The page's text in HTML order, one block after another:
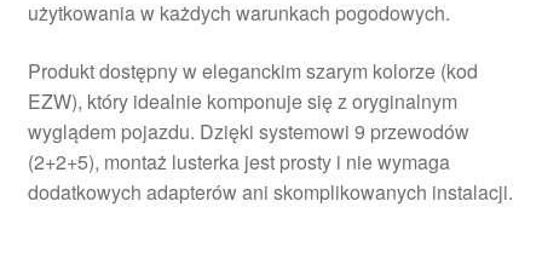
użytkowania w każdych warunkach pogodowych.
Produkt dostępny w eleganckim szarym kolorze (kod
EZW), który idealnie komponuje się z oryginalnym
wyglądem pojazdu. Dzięki systemowi 9 przewodów
(2+2+5), montaż lusterka jest prosty i nie wymaga
dodatkowych adapterów ani skomplikowanych instalacji.